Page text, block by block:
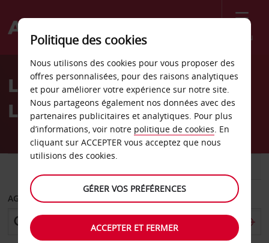
Menu
Welcome
AvisLocation de voiture
Ludvika
AGENCE DE DÉPART
Politique des cookies
Nous utilisons des cookies pour vous proposer des
offres personnalisées, pour des raisons analytiques
et pour améliorer votre expérience sur notre site.
Nous partageons également nos données avec des
partenaires publicitaires et analytiques. Pour plus
d’informations, voir notre politique de cookies. En
cliquant sur ACCEPTER vous acceptez que nous
utilisions des cookies.
GÉRER VOS PRÉFÉRENCES
ACCEPTER ET FERMER